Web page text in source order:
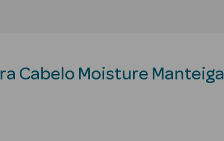
Cabelo Moisture Manteiga